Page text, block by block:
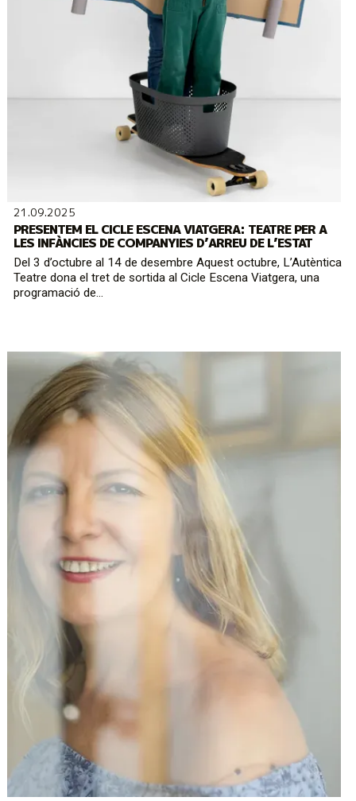
21.09.2025
PRESENTEM EL CICLE ESCENA VIATGERA: TEATRE PER A
LES INFÀNCIES DE COMPANYIES D’ARREU DE L’ESTAT
Del 3 d’octubre al 14 de desembre Aquest octubre, L’Autèntica
Teatre dona el tret de sortida al Cicle Escena Viatgera, una
programació de...